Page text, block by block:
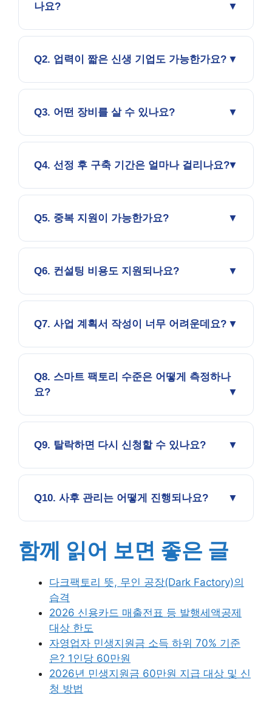
나요?
Q2. 업력이 짧은 신생 기업도 가능한가요?
Q3. 어떤 장비를 살 수 있나요?
Q4. 선정 후 구축 기간은 얼마나 걸리나요?
Q5. 중복 지원이 가능한가요?
Q6. 컨설팅 비용도 지원되나요?
Q7. 사업 계획서 작성이 너무 어려운데요?
Q8. 스마트 팩토리 수준은 어떻게 측정하나
요?
Q9. 탈락하면 다시 신청할 수 있나요?
Q10. 사후 관리는 어떻게 진행되나요?
함께 읽어 보면 좋은 글
다크팩토리 뜻, 무인 공장(Dark Factory)의
습격
2026 신용카드 매출전표 등 발행세액공제
대상 한도
자영업자 민생지원금 소득 하위 70% 기준
은? 1인당 60만원
2026년 민생지원금 60만원 지급 대상 및 신
청 방법